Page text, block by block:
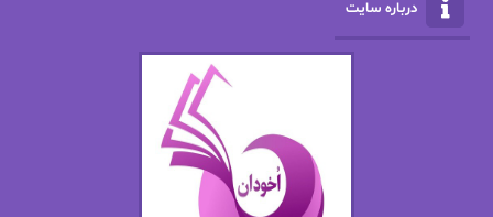
امیر فرهی
باران
بهار سلطانی
درباره سایت